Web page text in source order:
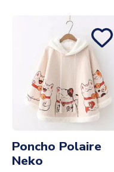
Poncho Polaire
Neko